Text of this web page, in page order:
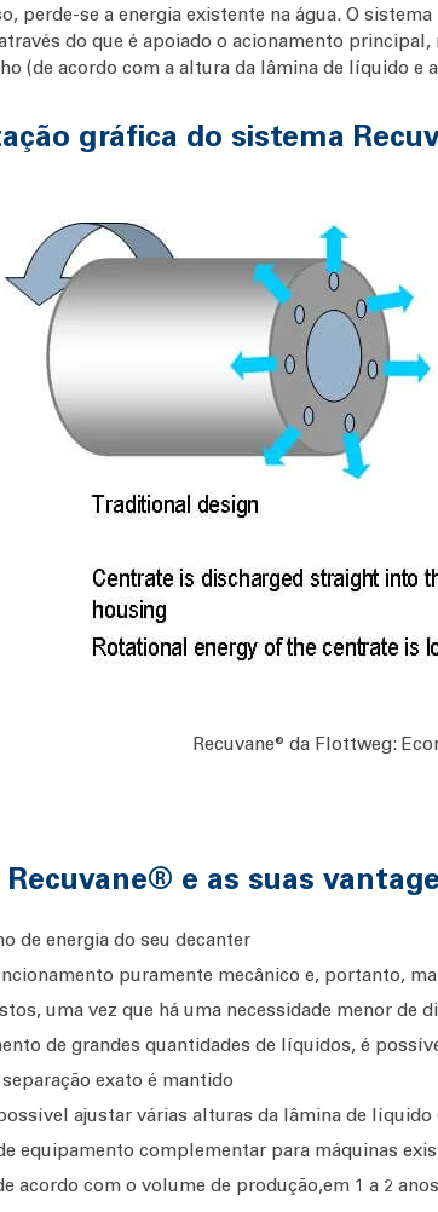
perde-se a energia existente na água. O
do que é apoiado o acionamento
(de acordo com a altura da lâmina de líquido e
gráfica do sistema
Recuvane® da Flottweg:
e as suas
de energia do seu decanter
puramente mecânico e, portanto,
uma vez que há uma necessidade menor
de grandes quantidades de líquidos, é
exato é mantido
ajustar várias alturas da lâmina de
equipamento complementar para máquinas
acordo com o volume de produção,em 1 a 2